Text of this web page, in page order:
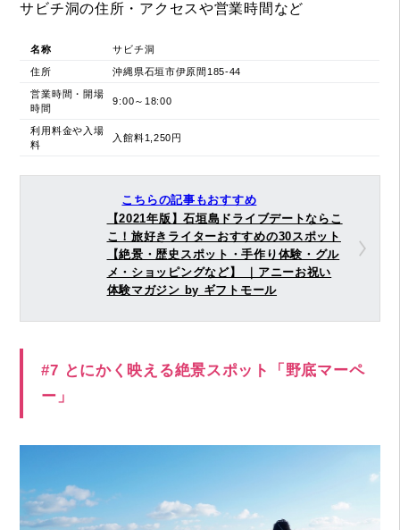
サビチ洞の住所・アクセスや営業時間など
名称 サビチ洞
住所 沖縄県石垣市伊原間185-44
営業時間・開場
時間
9:00～18:00
利用料金や入場
料
入館料1,250円
こちらの記事もおすすめ
【2021年版】石垣島ドライブデートならこ
こ！旅好きライターおすすめの30スポット
【絶景・歴史スポット・手作り体験・グル
メ・ショッピングなど】 ｜アニーお祝い
体験マガジン by ギフトモール
#7 とにかく映える絶景スポット「野底マーペ
ー」